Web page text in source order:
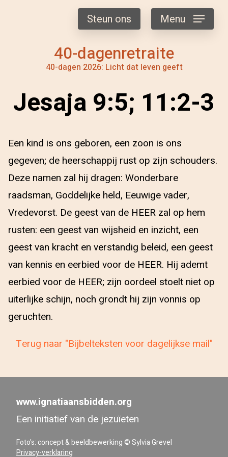
40-dagenretraite
40-dagen 2026: Licht dat leven geeft
Steun ons Menu
Jesaja 9:5; 11:2-3
Een kind is ons geboren, een zoon is ons
gegeven; de heerschappij rust op zijn schouders.
Deze namen zal hij dragen: Wonderbare
raadsman, Goddelijke held, Eeuwige vader,
Vredevorst. De geest van de HEER zal op hem
rusten: een geest van wijsheid en inzicht, een
geest van kracht en verstandig beleid, een geest
van kennis en eerbied voor de HEER. Hij ademt
eerbied voor de HEER; zijn oordeel stoelt niet op
uiterlijke schijn, noch grondt hij zijn vonnis op
geruchten.
Terug naar "Bijbelteksten voor dagelijkse mail"
www.ignatiaansbidden.org
Een initiatief van de jezuïeten
Foto's: concept & beeldbewerking © Sylvia Grevel
Privacy-verklaring